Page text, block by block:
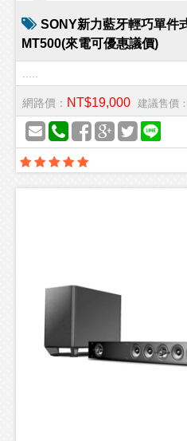
SONY新力藍牙輕巧單件
MT500(來電可優惠議價)
網路價： NT$19,000 建議售價